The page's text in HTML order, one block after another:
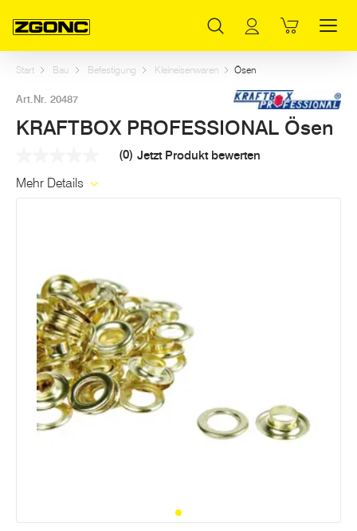
Start Bau Befestigung Kleineisenwaren Ösen
Art.Nr. 20487
KRAFTBOX PROFESSIONAL Ösen
Link
(0) Jetzt Produkt bewerten
Mehr Details